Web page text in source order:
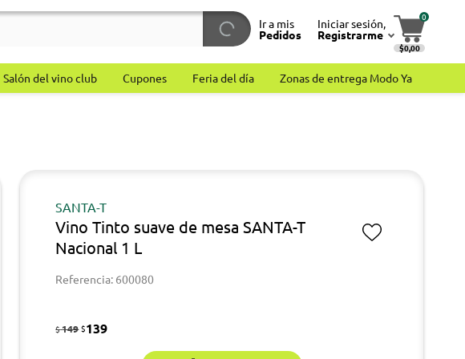
Ir a mis
Pedidos
Iniciar sesión,
Registrarme
0
$0,00
Salón del vino club Cupones Feria del día Zonas de entrega Modo Ya
SANTA-T
Vino Tinto suave de mesa SANTA-T
Nacional 1 L
Referencia: 600080
$149 $139